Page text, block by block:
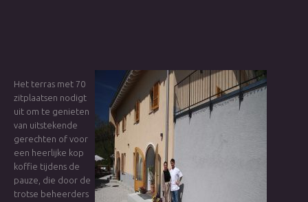
Het terras met 70
zitplaatsen nodigt
uit om te genieten
van uitstekende
gerechten of voor
een heerlijke kop
koffie tijdens de
pauze, die door de
trotse beheerders